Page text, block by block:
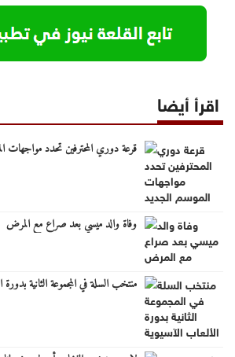
اقرأ أيضا
قرعة دوري المحترفين تحدد مواجهات
وفاة والد ميسي بعد صراع مع المرض
منتخب السلة في المجموعة الثانية